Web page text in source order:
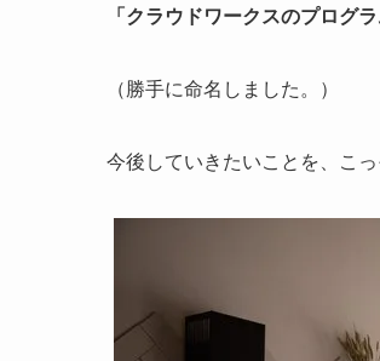
「クラウドワークスのプログ
（勝手に命名しました。）
今後していきたいことを、こ